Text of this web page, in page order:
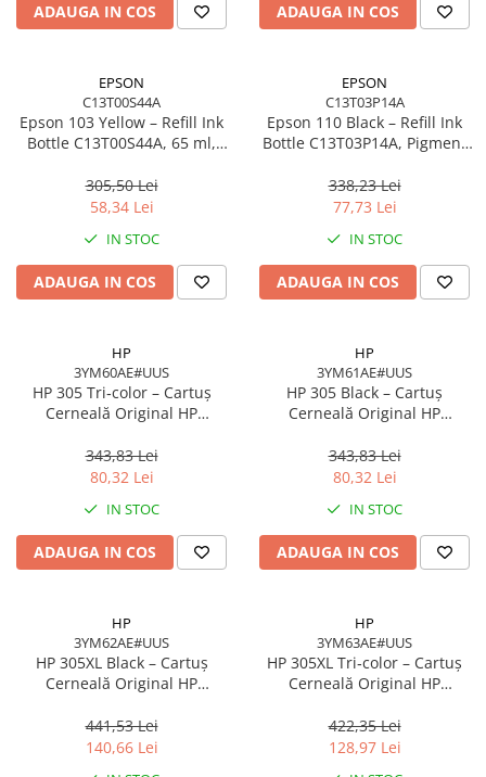
ADAUGA IN COS ADAUGA IN COS
EPSON
C13T00S44A
Epson 103 Yellow – Refill Ink
Bottle C13T00S44A, 65 ml,
305,50 Lei
58,34 Lei
IN STOC
ADAUGA IN COS
EPSON
C13T03P14A
Epson 110 Black – Refill Ink
Bottle C13T03P14A, Pigment
338,23 Lei
77,73 Lei
IN STOC
ADAUGA IN COS
HP
3YM60AE#UUS
HP 305 Tri‑color – Cartuș
Cerneală Original HP
pagini
343,83 Lei
80,32 Lei
IN STOC
ADAUGA IN COS
HP
3YM61AE#UUS
HP 305 Black – Cartuș
Cerneală Original HP
pagini
343,83 Lei
80,32 Lei
IN STOC
ADAUGA IN COS
HP
3YM62AE#UUS
HP 305XL Black – Cartuș
Cerneală Original HP
ml, 240 pagini
441,53 Lei
140,66 Lei
HP
3YM63AE#UUS
HP 305XL Tri‑color – Cartuș
Cerneală Original HP
ml, 200 pagini
422,35 Lei
128,97 Lei